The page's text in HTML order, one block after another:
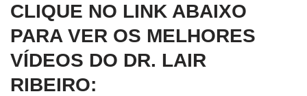
CLIQUE NO LINK ABAIXO
PARA VER OS MELHORES
VÍDEOS DO DR. LAIR
RIBEIRO: